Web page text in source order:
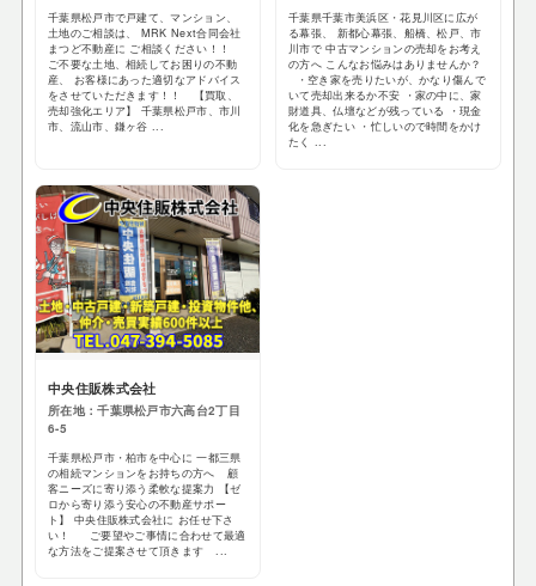
千葉県松戸市で戸建て、マンション、
土地のご相談は、 MRK Next合同会社
まつど不動産に ご相談ください！！
ご不要な土地、相続してお困りの不動
産、 お客様にあった適切なアドバイス
をさせていただきます！！ 【買取、
売却強化エリア】 千葉県松戸市、市川
市、流山市、鎌ヶ谷 ...
千葉県千葉市美浜区・花見川区に広が
る幕張、 新都心幕張、船橋、松戸、市
川市で 中古マンションの売却をお考え
の方へ こんなお悩みはありませんか？
・空き家を売りたいが、かなり傷んで
いて売却出来るか不安 ・家の中に、家
財道具、仏壇などが残っている ・現金
化を急ぎたい ・忙しいので時間をかけ
たく ...
中央住販株式会社
所在地：千葉県松戸市六高台2丁目
6-5
千葉県松戸市・柏市を中心に 一都三県
の相続マンションをお持ちの方へ 顧
客ニーズに寄り添う柔軟な提案力 【ゼ
ロから寄り添う安心の不動産サポー
ト】 中央住販株式会社に お任せ下さ
い！ ご要望やご事情に合わせて最適
な方法をご提案させて頂きます ...